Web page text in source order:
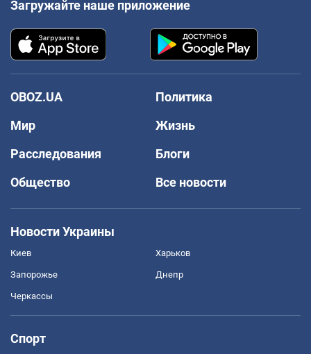
Загружайте наше приложение
OBOZ.UA
Политика
Мир
Жизнь
Расследования
Блоги
Общество
Все новости
Новости Украины
Киев Харьков
Запорожье Днепр
Черкассы
Спорт